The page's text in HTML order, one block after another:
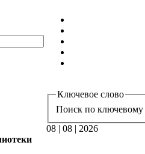
Ключевое слово
Поиск по ключевому
08 | 08 | 2026